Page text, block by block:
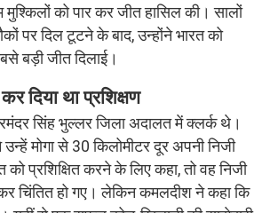
मुश्किलों को पार कर जीत हासिल की। सालों
पर दिल टूटने के बाद, उन्होंने भारत को
बड़ी जीत दिलाई।
दिया था प्रशिक्षण
सिंह भुल्लर जिला अदालत में क्लर्क थे।
मोगा से 30 किलोमीटर दूर अपनी निजी
को प्रशिक्षित करने के लिए कहा, तो वह निजी
चिंतित हो गए। लेकिन कमलदीश ने कहा कि